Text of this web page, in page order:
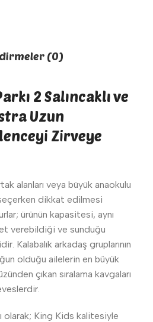
(0)
2 Salıncaklı ve
Uzun
Zirveye
alanları veya büyük anaokulu
seçerken dikkat edilmesi
ürünün kapasitesi, aynı
verebildiği ve sunduğu
Kalabalık arkadaş gruplarının
olduğu ailelerin en büyük
çıkan sıralama kavgaları
olarak; King Kids kalitesiyle